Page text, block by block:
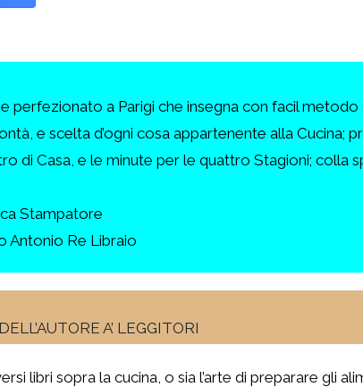
perfezionato a Parigi che insegna con facil
e scelta d’ogni cosa appartenente alla Cucina;
di Casa, e le minute per le quattro Stagioni; colla
Stampatore
Antonio Re Libraio
A’ LEGGITORI
libri sopra la cucina, o sia l’arte di preparare gli